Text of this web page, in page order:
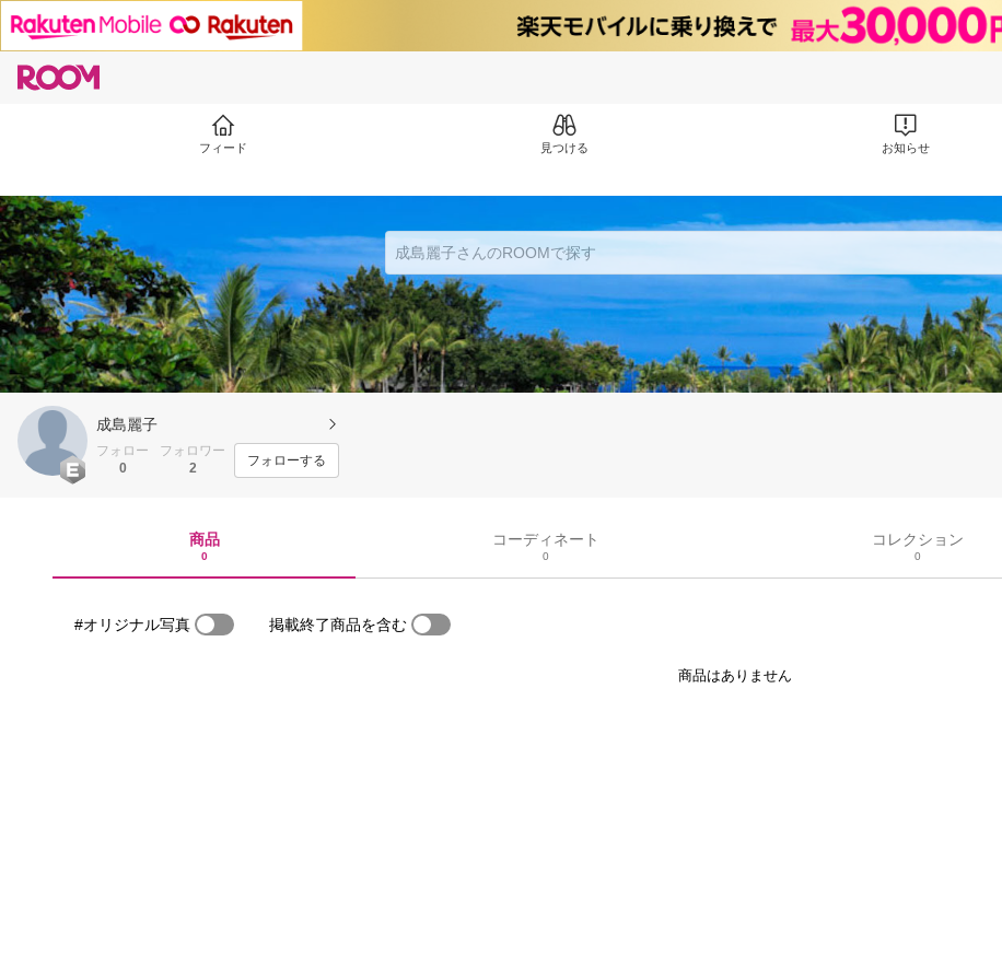
フィード 見つける お知らせ
成島麗子
フォロー
0
フォロワー
2
フォローする
商品
0
コーディネート
0
コレクション
0
#オリジナル写真 掲載終了商品を含む
商品はありません